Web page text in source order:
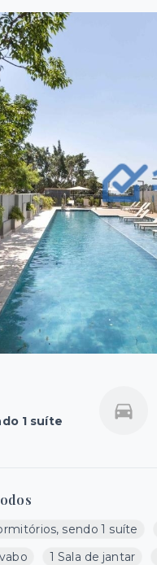
1 suíte
sendo 1 suíte
1 Sala de jantar